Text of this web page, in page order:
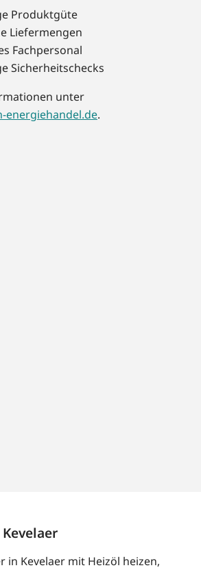
Produktgüte
Liefermengen
Fachpersonal
Sicherheitschecks
unter
energiehandel.de.
in Kevelaer mit Heizöl heizen,